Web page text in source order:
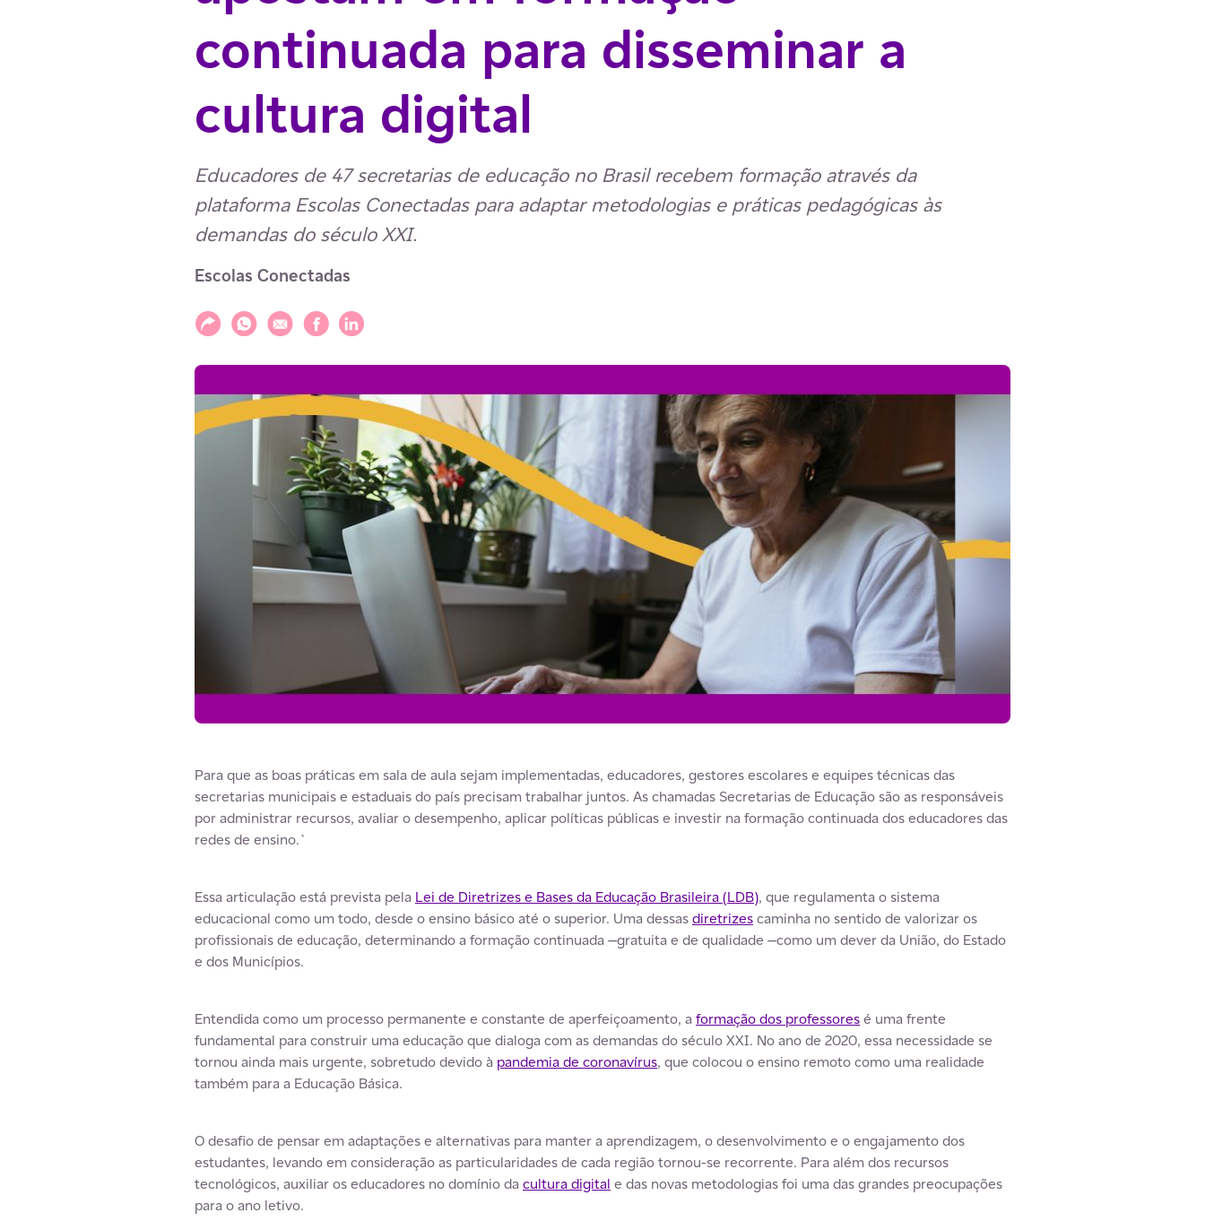
continuada para disseminar a
cultura digital
Educadores de 47 secretarias de educação no Brasil recebem formação através da
plataforma Escolas Conectadas para adaptar metodologias e práticas pedagógicas às
demandas do século XXI.
Escolas Conectadas
Compartilhar
Compartilhar via WhatsApp
Compartilhar via E-mail
Compartilhar via Facebook
Compartilhar via LinkedIn
Para que as boas práticas em sala de aula sejam implementadas, educadores, gestores escolares e equipes técnicas das
secretarias municipais e estaduais do país precisam trabalhar juntos. As chamadas Secretarias de Educação são as responsáveis
por administrar recursos, avaliar o desempenho, aplicar políticas públicas e investir na formação continuada dos educadores das
redes de ensino.`
Essa articulação está prevista pela Lei de Diretrizes e Bases da Educação Brasileira (LDB), que regulamenta o sistema
educacional como um todo, desde o ensino básico até o superior. Uma dessasdiretrizescaminha no sentido de valorizar os
profissionais de educação, determinando a formação continuada —gratuita e de qualidade —como um dever da União, do Estado
e dos Municípios.
Entendida como um processo permanente e constante de aperfeiçoamento, a formação dos professoresé uma frente
fundamental para construir uma educação que dialoga com as demandas do século XXI. No ano de 2020, essa necessidade se
tornou ainda mais urgente, sobretudo devido à pandemia de coronavírus, que colocou o ensino remoto como uma realidade
também para a Educação Básica.
O desafio de pensar em adaptações e alternativas para manter a aprendizagem, o desenvolvimento e o engajamento dos
estudantes, levando em consideração as particularidades de cada região tornou-se recorrente. Para além dos recursos
tecnológicos, auxiliar os educadores no domínio da cultura digital e das novas metodologias foi uma das grandes preocupações
para o ano letivo.